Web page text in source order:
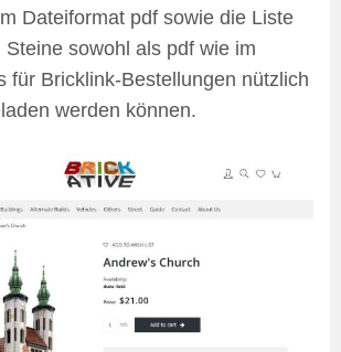
Dateiformat pdf sowie die Liste
sowohl als pdf wie im
für Bricklink-Bestellungen nützlich
werden können.